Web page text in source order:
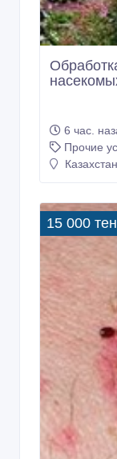
6 час.
Прочие
15 000